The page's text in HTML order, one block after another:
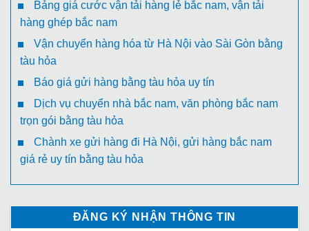
Bảng giá cước vận tải hàng lẻ bắc nam, vận tải
hàng ghép bắc nam
Vận chuyển hàng hóa từ Hà Nội vào Sài Gòn bằng
tàu hỏa
Báo giá gửi hàng bằng tàu hỏa uy tín
Dịch vụ chuyển nhà bắc nam, văn phòng bắc nam
trọn gói bằng tàu hỏa
Chành xe gửi hàng đi Hà Nội, gửi hàng bắc nam
giá rẻ uy tín bằng tàu hỏa
ĐĂNG KÝ NHẬN THÔNG TIN